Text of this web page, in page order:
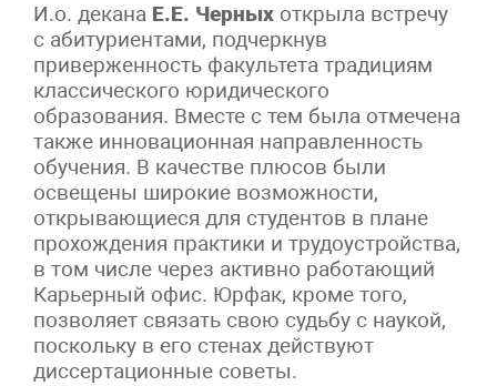
И.о. декана Е.Е. Черных открыла встречу
с абитуриентами, подчеркнув
приверженность факультета традициям
классического юридического
образования. Вместе с тем была отмечена
также инновационная направленность
обучения. В качестве плюсов были
освещены широкие возможности,
открывающиеся для студентов в плане
прохождения практики и трудоустройства,
в том числе через активно работающий
Карьерный офис. Юрфак, кроме того,
позволяет связать свою судьбу с наукой,
поскольку в его стенах действуют
диссертационные советы.